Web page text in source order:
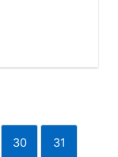
30 31